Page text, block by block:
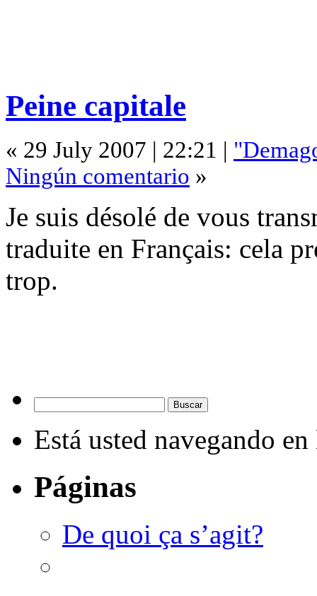
Peine capitale
« 29 July 2007 | 22:21 |
Ningún comentario »
Je suis désolé de vous
traduite en Français: cela
trop.
Está usted navegando
Páginas
De quoi ça s’agit?